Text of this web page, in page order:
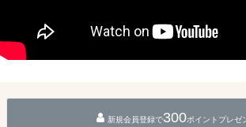
新規会員登録で300ポイントプレゼ